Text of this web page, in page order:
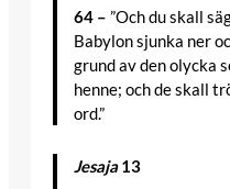
64 – ”Och du skall
Babylon sjunka ner
grund av den olycka
henne; och de skall
ord.”
Jesaja13